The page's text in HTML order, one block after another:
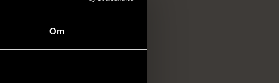
Om
och prisvärda